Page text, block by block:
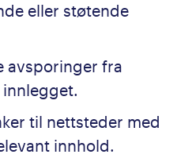
eller støtende
avsporinger fra
til nettsteder med
innhold.